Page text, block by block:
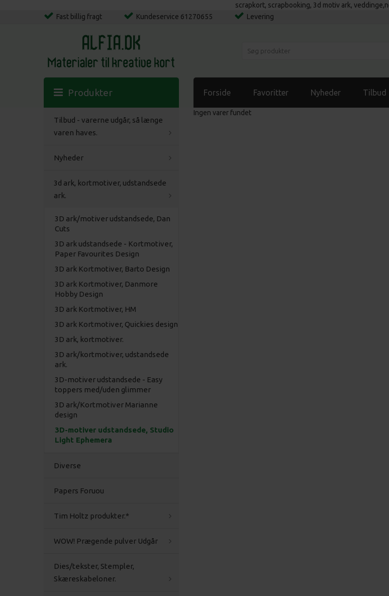
scrapkort, scrapbooking, 3d motiv ark,
Fast billig fragt Kundeservice 61270655 Levering
Produkter
Tilbud - varerne udgår, så længe
varen haves.
Nyheder
3d ark, kortmotiver, udstandsede
ark.
3D ark/motiver udstandsede, Dan
Cuts
3D ark udstandsede - Kortmotiver,
Paper Favourites Design
3D ark Kortmotiver, Barto Design
3D ark Kortmotiver, Danmore
Hobby Design
3D ark Kortmotiver, HM
3D ark Kortmotiver, Quickies design
3D ark, kortmotiver.
3D ark/kortmotiver, udstandsede
ark.
3D-motiver udstandsede - Easy
toppers med/uden glimmer
3D ark/Kortmotiver Marianne
design
3D-motiver udstandsede, Studio
Light Ephemera
Diverse
Papers Foruou
Tim Holtz produkter.*
WOW! Prægende pulver Udgår
Dies/tekster, Stempler,
Skæreskabeloner.
Forside Favoritter Nyheder Tilbud
Ingen varer fundet